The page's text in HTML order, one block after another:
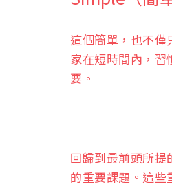
這個簡單，也不
家在短時間內，
要。
回歸到最前頭所提
的重要課題。這些